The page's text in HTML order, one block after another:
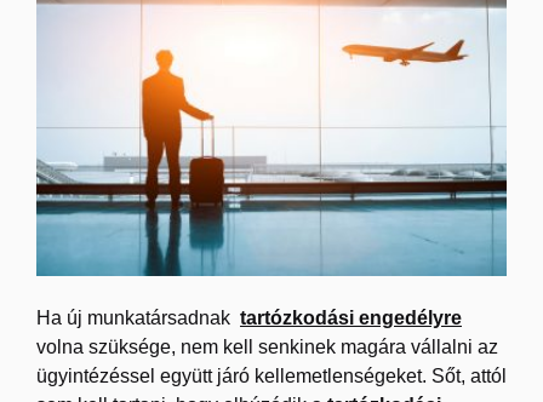
Ha új munkatársadnak tartózkodási engedélyre
volna szüksége, nem kell senkinek magára vállalni az
ügyintézéssel együtt járó kellemetlenségeket. Sőt, attól